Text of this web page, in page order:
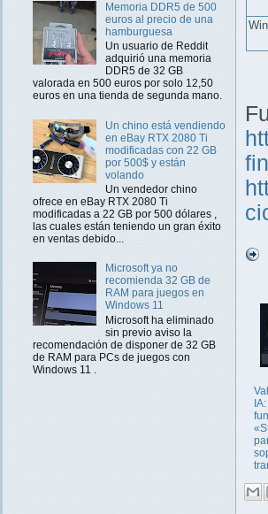
Memoria DDR5 de 500
euros al precio de una
hamburguesa
Un usuario de Reddit
adquirió una memoria
DDR5 de 32 GB
valorada en 500 euros por solo 12,50
euros en una tienda de segunda mano.
Un chino está vendiendo
en eBay RTX 2080 Ti
modificadas con 22 GB
por 500$ y están
volando
Un vendedor chino
ofrece en eBay RTX 2080 Ti
modificadas a 22 GB por 500 dólares ,
las cuales están teniendo un gran éxito
en ventas debido...
Microsoft ya no
recomienda 32 GB de
RAM para juegos en
Windows 11
Microsoft ha eliminado
sin previo aviso la
recomendación de disponer de 32 GB
de RAM para PCs de juegos con
Windows 11 .